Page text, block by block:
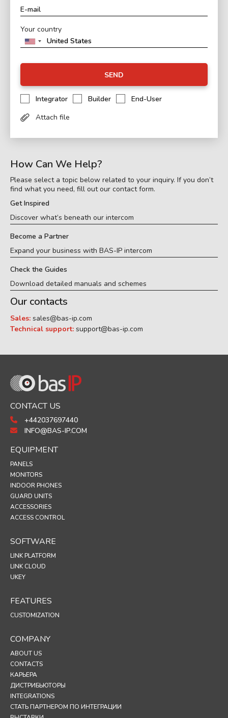
Your country
SEND
Integrator Builder
End-User
Attach file
How Can We Help?
Please select a topic below related to your inquiry. If you don’t
find what you need, fill out our contact form.
Get Inspired
Discover what’s beneath our intercom
Become a Partner
Expand your business with BAS-IP intercom
Check the Guides
Download detailed manuals and schemes
Our contacts
Sales: sales@bas-ip.com
Technical support: support@bas-ip.com
CONTACT US
+442037697440
INFO@BAS-IP.COM
EQUIPMENT
PANELS
MONITORS
INDOOR PHONES
GUARD UNITS
ACCESSORIES
ACCESS CONTROL
SOFTWARE
LINK PLATFORM
LINK CLOUD
UKEY
FEATURES
CUSTOMIZATION
COMPANY
ABOUT US
CONTACTS
КАРЬЕРА
ДИСТРИБЬЮТОРЫ
INTEGRATIONS
СТАТЬ ПАРТНЕРОМ ПО ИНТЕГРАЦИИ